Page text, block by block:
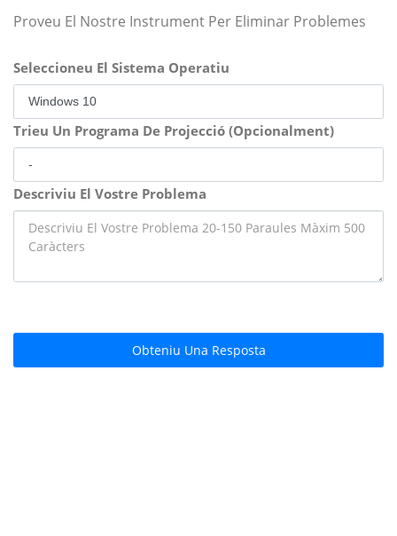
Proveu El Nostre Instrument Per Eliminar Problemes
Seleccioneu El Sistema Operatiu
Trieu Un Programa De Projecció (Opcionalment)
Descriviu El Vostre Problema
Obteniu Una Resposta